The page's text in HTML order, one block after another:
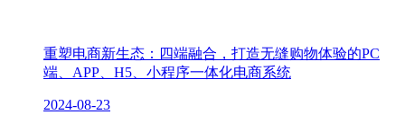
重塑电商新生态：四端融合，打造无缝购物体验的PC
端、APP、H5、小程序一体化电商系统
2024-08-23